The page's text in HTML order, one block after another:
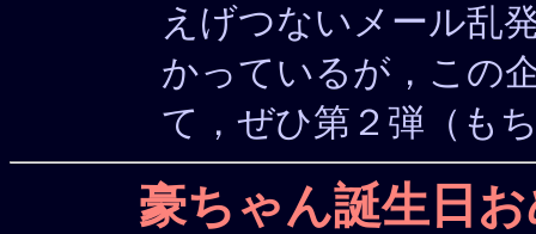
えげつないメール乱
かっているが，この
て，ぜひ第２弾（も
豪ちゃん誕生日